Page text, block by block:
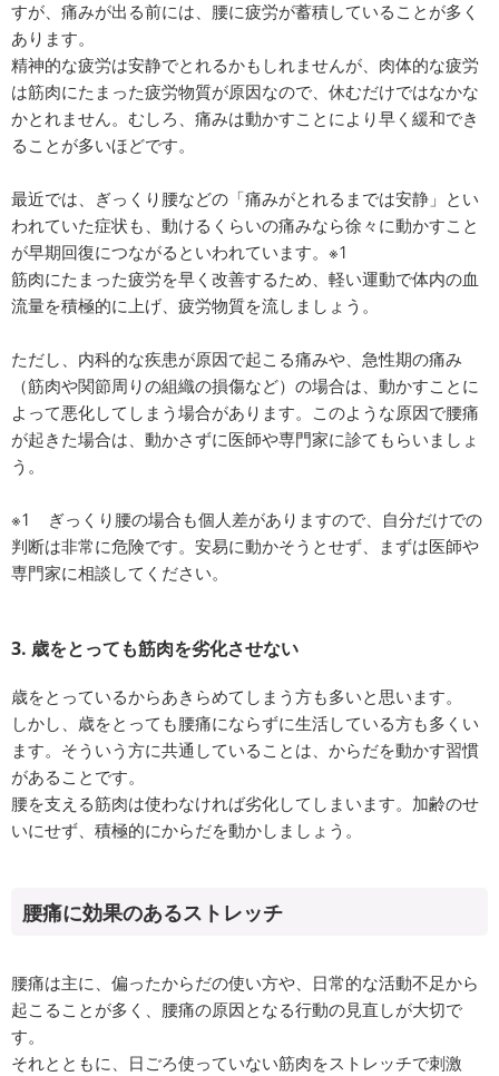
すが、痛みが出る前には、腰に疲労が蓄積していることが多く
あります。
精神的な疲労は安静でとれるかもしれませんが、肉体的な疲労
は筋肉にたまった疲労物質が原因なので、休むだけではなかな
かとれません。むしろ、痛みは動かすことにより早く緩和でき
ることが多いほどです。
最近では、ぎっくり腰などの「痛みがとれるまでは安静」とい
われていた症状も、動けるくらいの痛みなら徐々に動かすこと
が早期回復につながるといわれています。※1
筋肉にたまった疲労を早く改善するため、軽い運動で体内の血
流量を積極的に上げ、疲労物質を流しましょう。
ただし、内科的な疾患が原因で起こる痛みや、急性期の痛み
（筋肉や関節周りの組織の損傷など）の場合は、動かすことに
よって悪化してしまう場合があります。このような原因で腰痛
が起きた場合は、動かさずに医師や専門家に診てもらいましょ
う。
※1 ぎっくり腰の場合も個人差がありますので、自分だけでの
判断は非常に危険です。安易に動かそうとせず、まずは医師や
専門家に相談してください。
3. 歳をとっても筋肉を劣化させない
歳をとっているからあきらめてしまう方も多いと思います。
しかし、歳をとっても腰痛にならずに生活している方も多くい
ます。そういう方に共通していることは、からだを動かす習慣
があることです。
腰を支える筋肉は使わなければ劣化してしまいます。加齢のせ
いにせず、積極的にからだを動かしましょう。
腰痛に効果のあるストレッチ
腰痛は主に、偏ったからだの使い方や、日常的な活動不足から
起こることが多く、腰痛の原因となる行動の見直しが大切で
す。
それとともに、日ごろ使っていない筋肉をストレッチで刺激